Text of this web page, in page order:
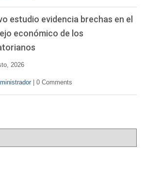
estudio evidencia brechas en el
económico de los
2026
| 0 Comments